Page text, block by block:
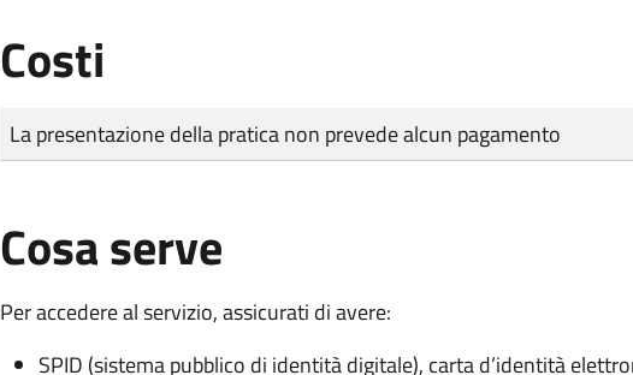
Costi
Tipo di pagamento
Importo
La presentazione della pratica non prevede alcun pagamento
Cosa serve
Per accedere al servizio, assicurati di avere:
SPID (sistema pubblico di identità digitale), carta d’identità